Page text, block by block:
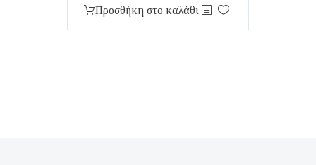
price
τρέχουσα
Προσθήκη στο καλάθι